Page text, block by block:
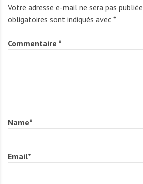
Votre adresse e-mail ne sera pas
obligatoires sont indiqués avec *
Commentaire *
Name*
Email*